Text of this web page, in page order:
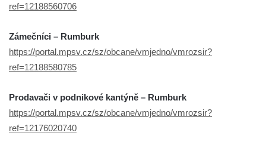
ref=12188560706
Zámečníci – Rumburk
https://portal.mpsv.cz/sz/obcane/vmjedno/vmrozsir?
ref=12188580785
Prodavači v podnikové kantýně – Rumburk
https://portal.mpsv.cz/sz/obcane/vmjedno/vmrozsir?
ref=12176020740